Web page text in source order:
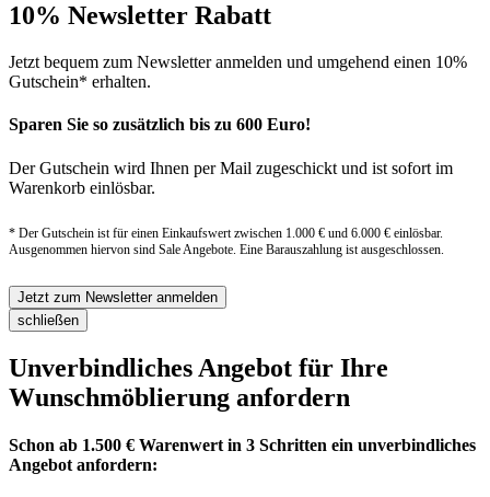
10% Newsletter Rabatt
Jetzt bequem zum Newsletter anmelden und umgehend einen 10%
Gutschein* erhalten.
Sparen Sie so zusätzlich bis zu 600 Euro!
Der Gutschein wird Ihnen per Mail zugeschickt und ist sofort im
Warenkorb einlösbar.
* Der Gutschein ist für einen Einkaufswert zwischen 1.000 € und 6.000 € einlösbar.
Ausgenommen hiervon sind Sale Angebote. Eine Barauszahlung ist ausgeschlossen.
Jetzt zum Newsletter anmelden
schließen
Unverbindliches Angebot für Ihre
Wunschmöblierung anfordern
Schon ab 1.500 € Warenwert in 3 Schritten ein unverbindliches
Angebot anfordern: